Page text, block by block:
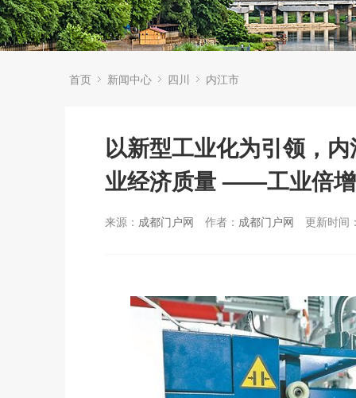
首页 新闻中心 四川 内江市
以新型工业化为引领，
业经济质量 ——工业倍增
来源： 成都门户网 作者： 成都门户网 更新时间